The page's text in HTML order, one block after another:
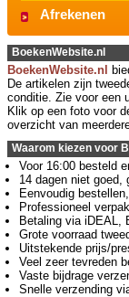
Afrekenen
BoekenWebsite.nl
BoekenWebsite.nl
De artikelen zijn
conditie. Zie voor een
Klik op een foto voor
overzicht van
Waarom kiezen voor
Voor 16:00 besteld
14 dagen niet goed,
Eenvoudig
Professioneel
Betaling via iDEAL,
Grote voorraad
Uitstekende prijs/
Veel zeer tevreden
Vaste bijdrage
Snelle verzending